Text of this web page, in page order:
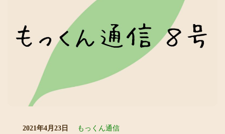
2021年4月23日 もっくん通信